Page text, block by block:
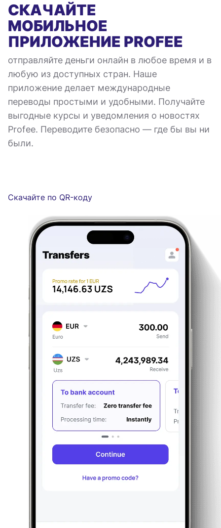
СКАЧАЙТЕ
МОБИЛЬНОЕ
ПРИЛОЖЕНИЕ PROFEE
отправляйте деньги онлайн в любое время и в
любую из доступных стран. Наше
приложение делает международные
переводы простыми и удобными. Получайте
выгодные курсы и уведомления о новостях
Profee. Переводите безопасно — где бы вы ни
были.
Скачайте по QR-коду